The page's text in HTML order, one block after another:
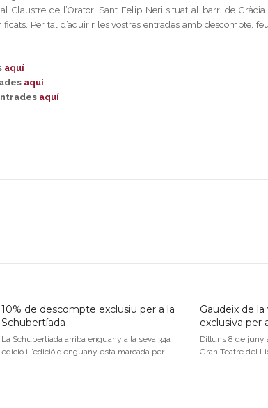
de l’Oratori Sant Felip Neri situat al barri de
Per tal d’aquirir les vostres entrades amb descompte,
aquí
aquí
aquí
10% de descompte exclusiu per a la
Schubertíada
La Schubertíada arriba enguany a la seva 34a
edició i l’edició d’enguany està marcada per…
Gaudeix de
exclusiva per
Dilluns 8 de juny
Gran Teatre del